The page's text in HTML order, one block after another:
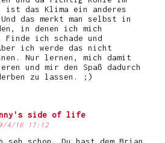
das Klima ein anderes
Und das merkt man selbst in
in denen ich mich
Finde ich schade und
ich werde das nicht
Nur lernen, mich damit
und mir den Spaß dadurch
zu lassen. ;)
side of life
4/16 17:12